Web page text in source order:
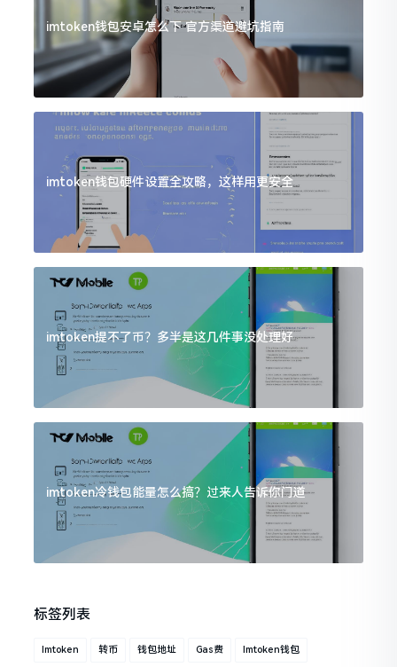
imtoken钱包安卓怎么下 官方渠道避坑指南
imtoken钱包硬件设置全攻略，这样用更安全
imtoken提不了币？多半是这几件事没处理好
imtoken冷钱包能量怎么搞？过来人告诉你门道
标签列表
Imtoken 转币 钱包地址 Gas费 Imtoken钱包